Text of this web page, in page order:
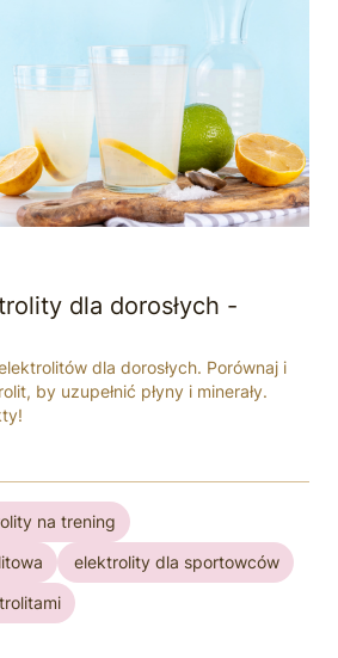
dla dorosłych -
dla dorosłych. Porównaj i
by uzupełnić płyny i minerały.
na trening
elektrolity dla sportowców